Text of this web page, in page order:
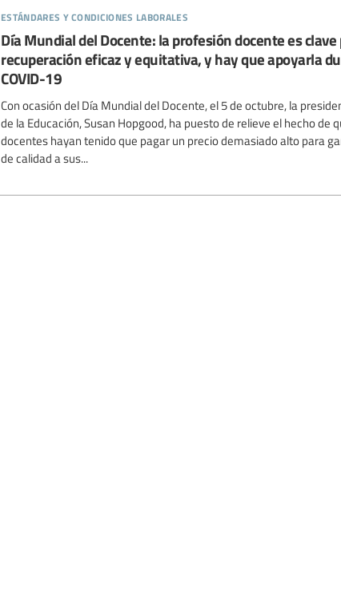
estándares y condiciones laborales
Día Mundial del Docente: la profesión docente es clave
recuperación eficaz y equitativa, y hay que apoyarla
COVID-19
Con ocasión del Día Mundial del Docente, el 5 de octubre, la
de la Educación, Susan Hopgood, ha puesto de relieve el hecho de
docentes hayan tenido que pagar un precio demasiado alto para
de calidad a sus...